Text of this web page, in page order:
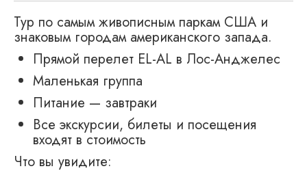
Тур по самым живописным паркам США и
знаковым городам американского запада.
Прямой перелет EL-AL в Лос-Анджелес
Маленькая группа
Питание — завтраки
Все экскурсии, билеты и посещения
входят в стоимость
Что вы увидите: